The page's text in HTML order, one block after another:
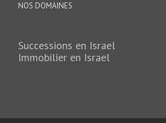
NOS DOMAINES
Successions en Israel
Immobilier en Israel